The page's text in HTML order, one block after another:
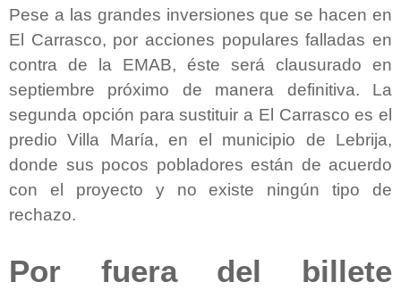
Pese a las grandes inversiones que se hacen en
El Carrasco, por acciones populares falladas en
contra de la EMAB, éste será clausurado en
septiembre próximo de manera definitiva. La
segunda opción para sustituir a El Carrasco es el
predio Villa María, en el municipio de Lebrija,
donde sus pocos pobladores están de acuerdo
con el proyecto y no existe ningún tipo de
rechazo.
Por fuera del billete